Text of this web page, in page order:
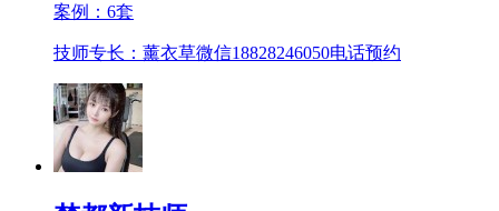
案例： 6套
技师专长：薰衣草微信18828246050电话预约